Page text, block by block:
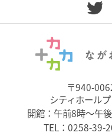
〒940-
シティホール
開館：午前8時～午
TEL： 0258-39-